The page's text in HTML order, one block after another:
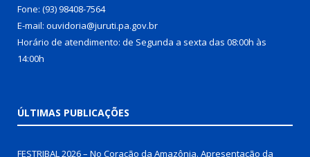
Fone: (93) 98408-7564
E-mail: ouvidoria@juruti.pa.gov.br
Horário de atendimento: de Segunda a sexta das 08:00h às
14:00h
ÚLTIMAS PUBLICAÇÕES
FESTRIBAL 2026 – No Coração da Amazônia. Apresentação da